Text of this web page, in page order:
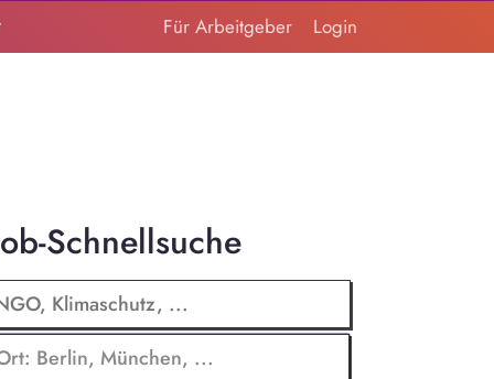
Für Arbeitgeber Login
Schnellsuche